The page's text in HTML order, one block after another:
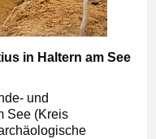
in Haltern am See
und
See (Kreis